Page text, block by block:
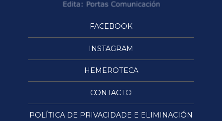
FACEBOOK
INSTAGRAM
HEMEROTECA
CONTACTO
POLÍTICA DE PRIVACIDADE E ELIMINACIÓN